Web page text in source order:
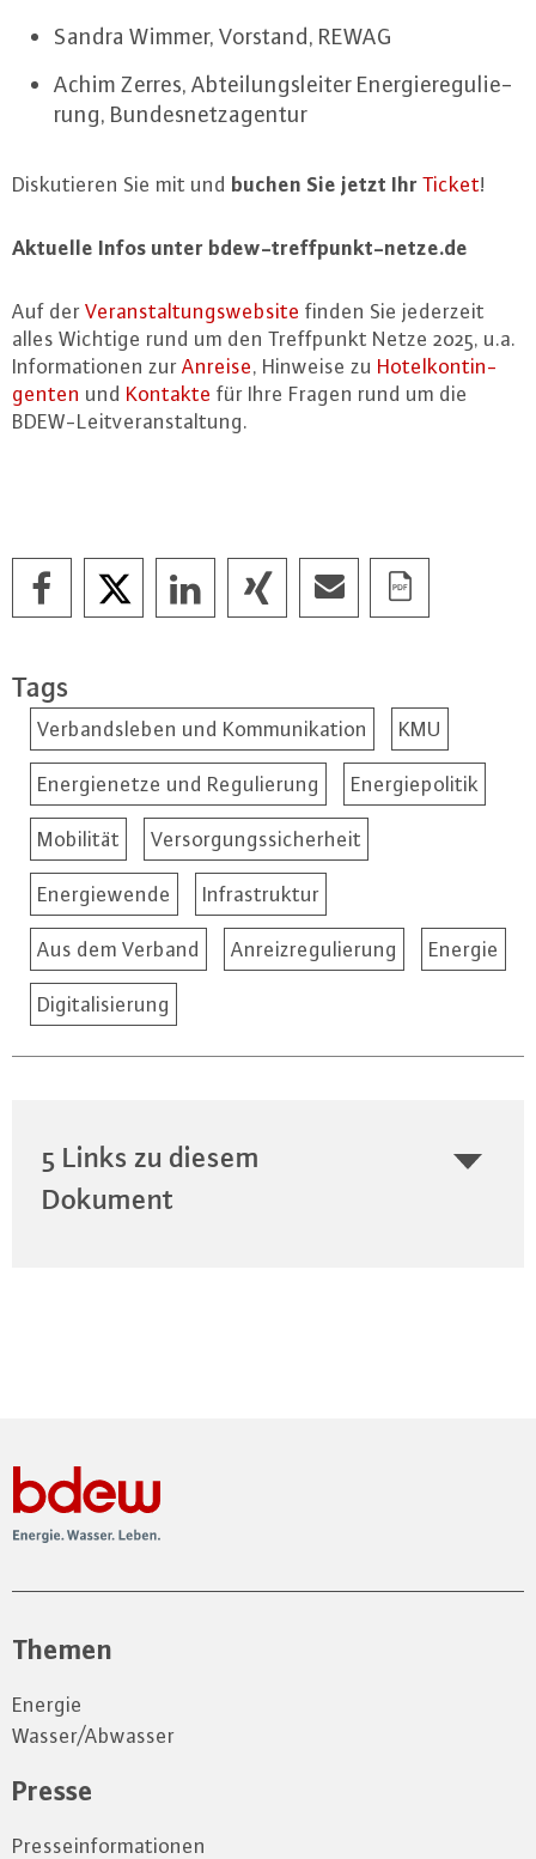
Sandra Wimmer, Vorstand, REWAG
Achim Zerres, Ab­tei­lungs­lei­ter En­er­gie­re­gu­lie­
rung, Bun­des­netz­agen­tur
Dis­ku­tie­ren Sie mit und buchen Sie jetzt Ihr Ticket!
Aktuelle Infos unter bdew-treff­punkt-net­ze.de
Auf der Ver­an­stal­tungs­web­site finden Sie jederzeit
alles Wichtige rund um den Treff­punkt Netze 2025, u.a.
In­for­ma­tio­nen zur Anreise, Hinweise zu Ho­tel­kon­tin­
gen­ten und Kontakte für Ihre Fragen rund um die
BDEW-Leit­ver­an­stal­tung.
Tags
Verbandsleben und Kommunikation KMU
Energienetze und Regulierung Energiepolitik
Mobilität Versorgungssicherheit
Energiewende Infrastruktur
Aus dem Verband Anreizregulierung Energie
Digitalisierung
5 Links zu diesem
Dokument
Themen
Energie
Wasser/Abwasser
Presse
Presseinformationen